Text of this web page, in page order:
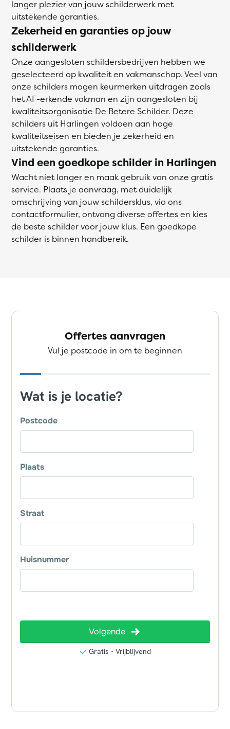
langer plezier van jouw schilderwerk met
uitstekende garanties.
Zekerheid en garanties op jouw
schilderwerk
Onze aangesloten schildersbedrijven hebben we
geselecteerd op kwaliteit en vakmanschap. Veel van
onze schilders mogen keurmerken uitdragen zoals
het AF-erkende vakman en zijn aangesloten bij
kwaliteitsorganisatie De Betere Schilder. Deze
schilders uit Harlingen voldoen aan hoge
kwaliteitseisen en bieden je zekerheid en
uitstekende garanties.
Vind een goedkope schilder in Harlingen
Wacht niet langer en maak gebruik van onze gratis
service. Plaats je aanvraag, met duidelijk
omschrijving van jouw schildersklus, via ons
contactformulier, ontvang diverse offertes en kies
de beste schilder voor jouw klus. Een goedkope
schilder is binnen handbereik.
Offertes aanvragen
Vul je postcode in om te beginnen